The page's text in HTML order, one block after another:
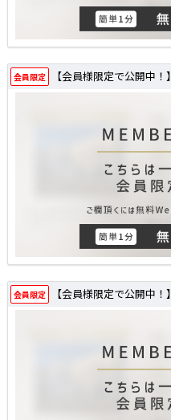
会員限定 【会員様限定で公開中！】
会員限定 【会員様限定で公開中！】